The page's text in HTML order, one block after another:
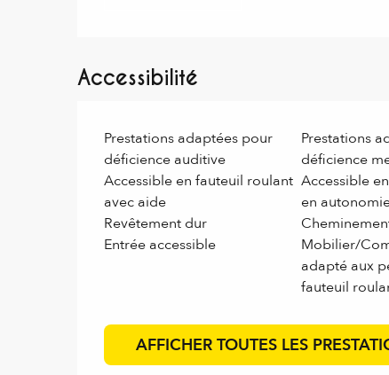
Accessibilité
Prestations adaptées pour
déficience auditive
Prestations
déficience
Accessible en fauteuil roulant
avec aide
Accessible
en
Revêtement dur
Entrée accessible
Mobilier/
adapté aux
fauteuil
AFFICHER TOUTES LES